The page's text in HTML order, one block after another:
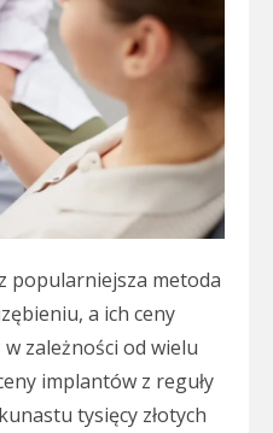
popularniejsza metoda
a ich ceny
zależności od wielu
implantów z reguły
tysięcy złotych